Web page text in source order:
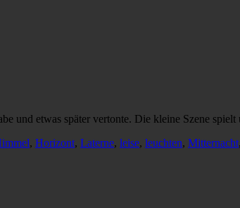
und etwas später vertonte. Die kleine Szene
, Horizont, Laterne, leise, leuchten, Mitternacht,